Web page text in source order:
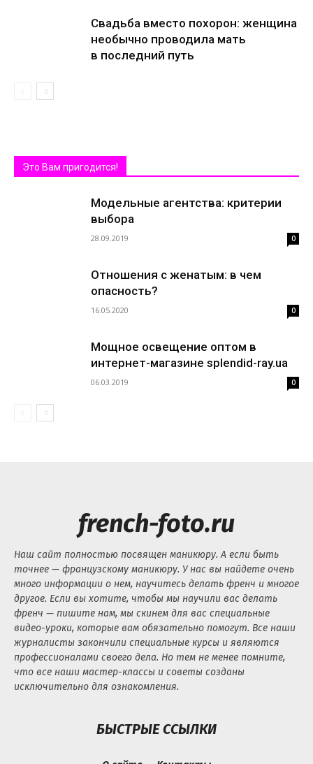
Свадьба вместо похорон: женщина
необычно проводила мать
в последний путь
Это Вам пригодится!
Модельные агентства: критерии
выбора
28.09.2019 0
Отношения с женатым: в чем
опасность?
16.05.2020 0
Мощное освещение оптом в
интернет-магазине splendid-ray.ua
06.03.2019 0
french-foto.ru
Наш сайт полностью посвящен маникюру. А если быть
точнее — французскому маникюру. У нас вы найдете очень
много информации о нем, научитесь делать френч и многое
другое. Если вы хотите, чтобы мы научили вас делать
френч — пишите нам, мы скинем для вас специальные
видео-уроки, которые вам обязательно помогут. Все наши
журналисты закончили специальные курсы и являются
профессионалами своего дела. Но тем не менее помните,
что все наши мастер-классы и советы созданы
исключительно для ознакомления.
БЫСТРЫЕ ССЫЛКИ